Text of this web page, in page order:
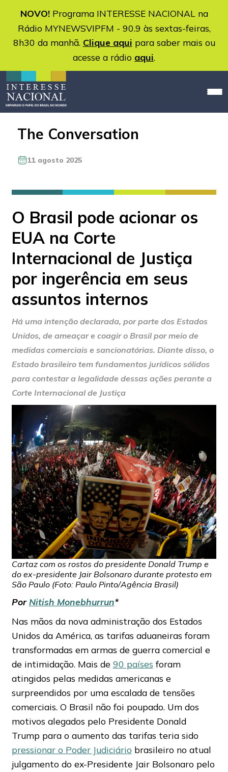
NOVO!Programa INTERESSE NACIONAL na
Rádio MYNEWSVIPFM - 90.9 às sextas-feiras,
8h30 da manhã. Clique aqui para saber mais ou
acesse a rádio aqui.
The Conversation
11 agosto 2025
O Brasil pode acionar os
EUA na Corte
Internacional de Justiça
por ingerência em seus
assuntos internos
Há uma intenção declarada, por parte dos Estados
Unidos, de ameaçar e coagir o Brasil por meio de
medidas comerciais e sancionatórias. Diante disso, o
Estado brasileiro tem fundamentos jurídicos sólidos
para contestar a legalidade dessas ações perante a
Corte Internacional de Justiça
Cartaz com os rostos do presidente Donald Trump e
do ex-presidente Jair Bolsonaro durante protesto em
São Paulo (Foto: Paulo Pinto/Agência Brasil)
Por Nitish Monebhurrun*
Nas mãos da nova administração dos Estados
Unidos da América, as tarifas aduaneiras foram
transformadas em armas de guerra comercial e
de intimidação. Mais de 90 países foram
atingidos pelas medidas americanas e
surpreendidos por uma escalada de tensões
comerciais. O Brasil não foi poupado. Um dos
motivos alegados pelo Presidente Donald
Trump para o aumento das tarifas teria sido
pressionar o Poder Judiciário brasileiro no atual
julgamento do ex-Presidente Jair Bolsonaro pelo